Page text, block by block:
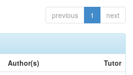
previous 1 next
Author(s)
Tutor